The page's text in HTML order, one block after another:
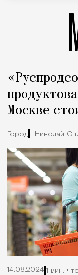
Москве
Город Николай
14.08.2024 1 мин.